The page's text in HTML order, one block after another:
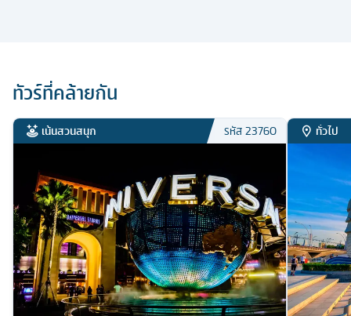
ทัวร์ที่คล้ายกัน
เน้นสวนสนุก รหัส23760 ทั่วไป